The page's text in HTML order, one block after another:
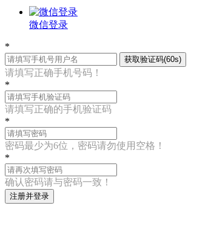
微信登录
*
获取验证码(60s)
请填写正确手机号码！
*
请填写正确的手机验证码
*
密码最少为6位，密码请勿使用空格！
*
确认密码请与密码一致！
注册并登录